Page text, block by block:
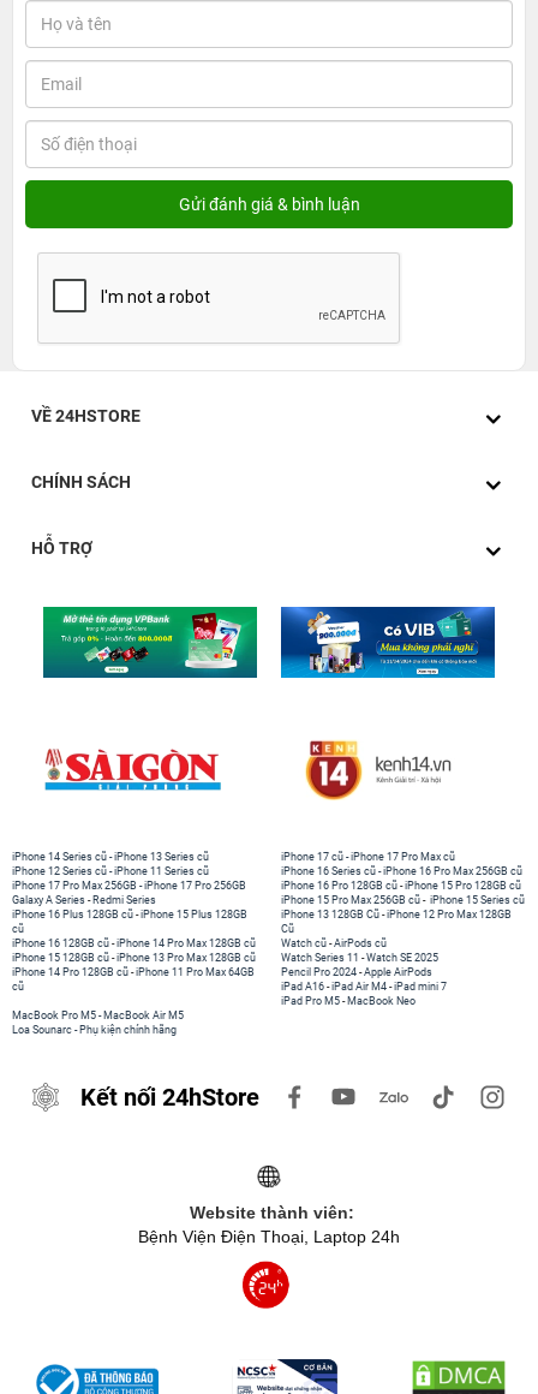
VỀ 24HSTORE
CHÍNH SÁCH
HỖ TRỢ
iPhone 14 Series cũ -iPhone 13 Series cũ
iPhone 12 Series cũ -iPhone 11 Series cũ
iPhone 17 Pro Max 256GB -iPhone 17 Pro 256GB
Galaxy A Series - Redmi Series
iPhone 17 cũ -iPhone 17 Pro Max cũ
iPhone 16 Series cũ - iPhone 16 Pro Max 256GB cũ
iPhone 16 Pro 128GB cũ -iPhone 15 Pro 128GB cũ
iPhone 15 Pro Max 256GB cũ - iPhone 15 Series cũ
iPhone 16 Plus 128GB cũ -iPhone 15 Plus 128GB
cũ
iPhone 16 128GB cũ -iPhone 14 Pro Max 128GB cũ
iPhone 15 128GB cũ -iPhone 13 Pro Max 128GB cũ
iPhone 14 Pro 128GB cũ -iPhone 11 Pro Max 64GB
cũ
iPhone 13 128GB Cũ -iPhone 12 Pro Max 128GB
Cũ
Watch cũ -AirPods cũ
Watch Series 11 -Watch SE 2025
Pencil Pro 2024 -Apple AirPods
iPad A16 -iPad Air M4 -iPad mini 7
iPad Pro M5 - MacBook Neo
MacBook Pro M5 - MacBook Air M5
Loa Sounarc - Phụ kiện chính hãng
Kết nối 24hStore
Website thành viên:
Bệnh Viện Điện Thoại, Laptop 24h